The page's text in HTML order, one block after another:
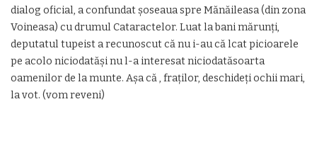
dialog oficial, a confundat șoseaua spre Mănăileasa (din zona
Voineasa) cu drumul Cataractelor. Luat la bani mărunți,
deputatul tupeist a recunoscut că nu i-au că lcat picioarele
pe acolo niciodatăși nu l-a interesat niciodatăsoarta
oamenilor de la munte. Așa că , fraților, deschideți ochii mari,
la vot. (vom reveni)